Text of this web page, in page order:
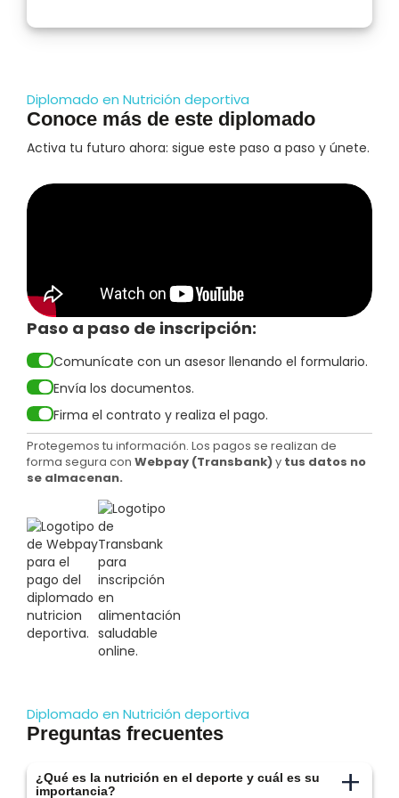
Diplomado en Nutrición deportiva
Conoce más de este diplomado
Activa tu futuro ahora: sigue este paso a paso y únete.
Paso a paso de inscripción:
Comunícate con un asesor llenando el formulario.
Envía los documentos.
Firma el contrato y realiza el pago.
Protegemos tu información. Los pagos se realizan de
forma segura con Webpay (Transbank)y tus datos no
se almacenan.
Diplomado en Nutrición deportiva
Preguntas frecuentes
¿Qué es la nutrición en el deporte y cuál es su
importancia?
+